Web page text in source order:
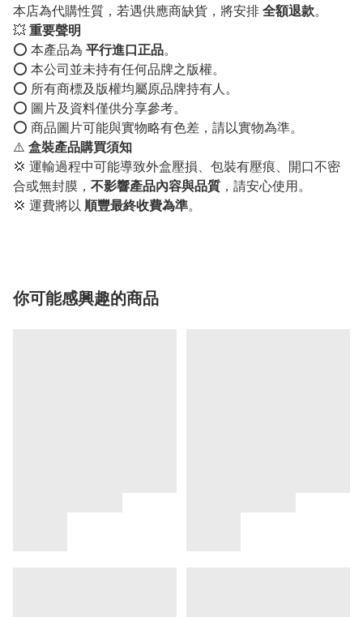
本店為代購性質，若遇供應商缺貨，將安排 全額退款。
💥 重要聲明
⭕️ 本產品為 平行進口正品。
⭕️ 本公司並未持有任何品牌之版權。
⭕️ 所有商標及版權均屬原品牌持有人。
⭕️ 圖片及資料僅供分享參考。
⭕️ 商品圖片可能與實物略有色差，請以實物為準。
⚠️ 盒裝產品購買須知
💢 運輸過程中可能導致外盒壓損、包裝有壓痕、開口不密
合或無封膜， 不影響產品內容與品質 ，請安心使用。
💢 運費將以 順豐最終收費為準。
你可能感興趣的商品